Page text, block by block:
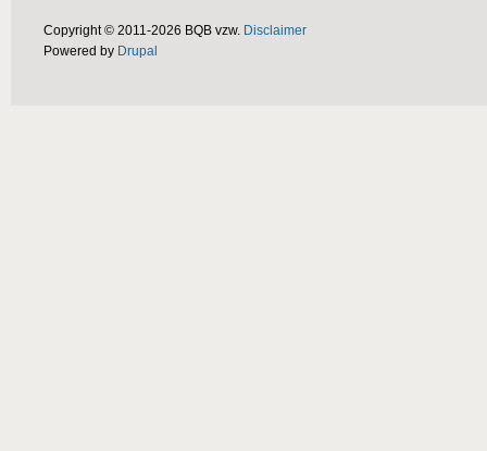
Copyright © 2011-2026 BQB vzw. Disclaimer
Powered by Drupal